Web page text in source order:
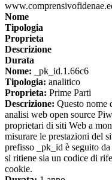
Nome
Tipologia
Proprieta
Descrizione
Durata
Nome: _pk_id.1.66c6
Tipologia: analitico
Proprieta: Prime Parti
Descrizione: Questo nome
analisi web open source
proprietari di siti Web a
misurare le prestazioni del
prefisso _pk_id è seguito
si ritiene sia un codice di
cookie.